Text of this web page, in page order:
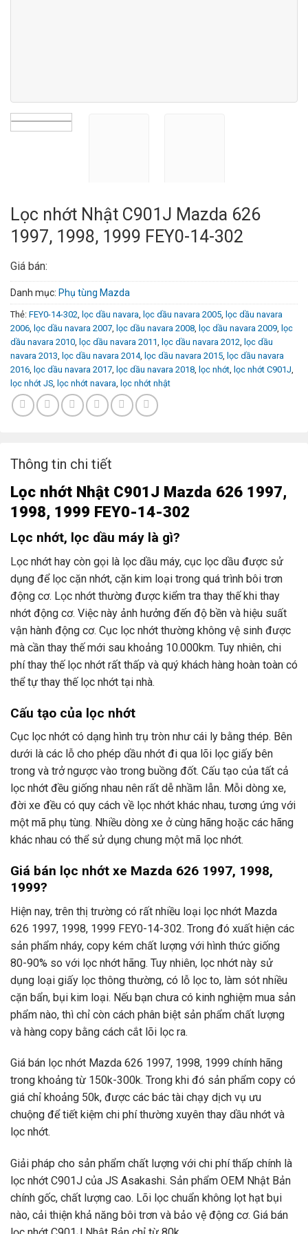
Lọc nhớt Nhật C901J Mazda 626
1997, 1998, 1999 FEY0-14-302
Giá bán:
Danh mục: Phụ tùng Mazda
Thẻ: FEY0-14-302 lọc dầu navara lọc dầu navara 2005 lọc dầu navara
2006 lọc dầu navara 2007 lọc dầu navara 2008 lọc dầu navara 2009 lọc
dầu navara 2010 lọc dầu navara 2011 lọc dầu navara 2012
lọc dầu
navara 2013
lọc dầu navara 2014, lọc dầu navara 2015 lọc dầu navara
2016 lọc dầu navara 2017 lọc dầu navara 2018 lọc nhớt lọc nhớt C901J
lọc nhớt JS lọc nhớt navara lọc nhớt nhật
Thông tin chi tiết
Lọc nhớt Nhật C901J Mazda 626 1997,
1998, 1999 FEY0-14-302
Lọc nhớt, lọc dầu máy là gì?
Lọc nhớt hay còn gọi là lọc dầu máy, cục lọc dầu được sử
dụng để lọc cặn nhớt, cặn kim loại trong quá trình bôi trơn
động cơ. Lọc nhớt thường được kiểm tra thay thế khi thay
nhớt động cơ. Việc này ảnh hưởng đến độ bền và hiệu suất
vận hành động cơ. Cục lọc nhớt thường không vệ sinh được
mà cần thay thế mới sau khoảng 10.000km. Tuy nhiên, chi
phí thay thế lọc nhớt rất thấp và quý khách hàng hoàn toàn có
thể tự thay thế lọc nhớt tại nhà.
Cấu tạo của lọc nhớt
Cục lọc nhớt có dạng hình trụ tròn như cái ly bằng thép. Bên
dưới là các lỗ cho phép dầu nhớt đi qua lõi lọc giấy bên
trong và trở ngược vào trong buồng đốt. Cấu tạo của tất cả
lọc nhớt đều giống nhau nên rất dễ nhầm lẫn. Mỗi dòng xe,
đời xe đều có quy cách về lọc nhớt khác nhau, tương ứng với
một mã phụ tùng. Nhiều dòng xe ở cùng hãng hoặc các hãng
khác nhau có thể sử dụng chung một mã lọc nhớt.
Giá bán lọc nhớt xe Mazda 626 1997, 1998,
1999?
Hiện nay, trên thị trường có rất nhiều loại lọc nhớt Mazda
626 1997, 1998, 1999 FEY0-14-302. Trong đó xuất hiện các
sản phẩm nháy, copy kém chất lượng với hình thức giống
80-90% so với lọc nhớt hãng. Tuy nhiên, lọc nhớt này sử
dụng loại giấy lọc thông thường, có lỗ lọc to, làm sót nhiều
cặn bẩn, bụi kim loại. Nếu bạn chưa có kinh nghiệm mua sản
phẩm nào, thì chỉ còn cách phân biệt sản phẩm chất lượng
và hàng copy bằng cách cắt lõi lọc ra.
Giá bán lọc nhớt Mazda 626 1997, 1998, 1999 chính hãng
trong khoảng từ 150k-300k. Trong khi đó sản phẩm copy có
giá chỉ khoảng 50k, được các bác tài chạy dịch vụ ưu
chuộng để tiết kiệm chi phí thường xuyên thay dầu nhớt và
lọc nhớt.
Giải pháp cho sản phẩm chất lượng với chi phí thấp chính là
lọc nhớt C901J của JS Asakashi. Sản phẩm OEM Nhật Bản
chính gốc, chất lượng cao. Lõi lọc chuẩn không lọt hạt bụi
nào, cải thiện khả năng bôi trơn và bảo vệ động cơ. Giá bán